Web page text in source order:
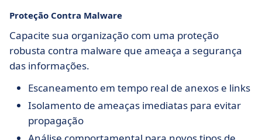
Proteção Contra Malware
Capacite sua organização com uma proteção
robusta contra malware que ameaça a segurança
das informações.
Escaneamento em tempo real de anexos e links
Isolamento de ameaças imediatas para evitar
propagação